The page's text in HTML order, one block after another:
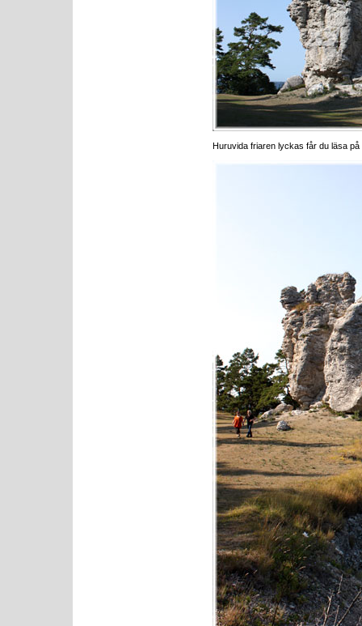
Huruvida friaren lyckas får du läsa